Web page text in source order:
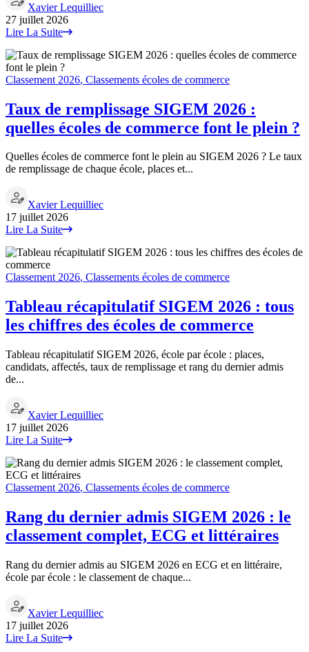
Xavier Lequilliec
27 juillet 2026
Lire La Suite
Classement 2026, Classements écoles de commerce
Taux de remplissage SIGEM 2026 :
quelles écoles de commerce font le plein ?
Quelles écoles de commerce font le plein au SIGEM 2026 ? Le taux
de remplissage de chaque école, places et...
Xavier Lequilliec
17 juillet 2026
Lire La Suite
Classement 2026, Classements écoles de commerce
Tableau récapitulatif SIGEM 2026 : tous
les chiffres des écoles de commerce
Tableau récapitulatif SIGEM 2026, école par école : places,
candidats, affectés, taux de remplissage et rang du dernier admis
de...
Xavier Lequilliec
17 juillet 2026
Lire La Suite
Classement 2026, Classements écoles de commerce
Rang du dernier admis SIGEM 2026 : le
classement complet, ECG et littéraires
Rang du dernier admis au SIGEM 2026 en ECG et en littéraire,
école par école : le classement de chaque...
Xavier Lequilliec
17 juillet 2026
Lire La Suite